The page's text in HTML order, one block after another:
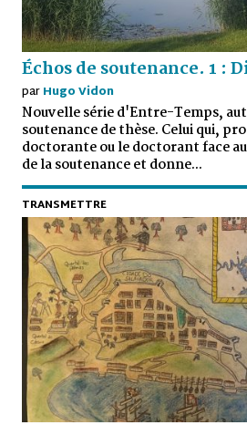
Échos de soutenance. 1 :
parHugo Vidon
Nouvelle série d'Entre-Temps,
soutenance de thèse. Celui qui,
doctorante ou le doctorant face
de la soutenance et donne...
TRANSMETTRE